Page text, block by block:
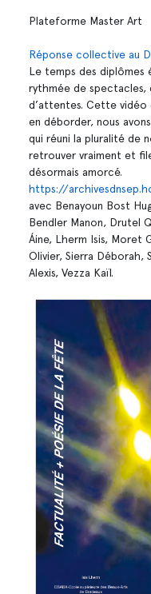
Plateforme Master Art
Réponse collective au
Le temps des diplômes
rythmée de spectacles,
d’attentes. Cette
en déborder, nous
qui réuni la pluralité de
retrouver vraiment et
désormais amorcé.
https://
avec Benayoun Bost
Bendler Manon, Drutel
Áine, Lherm Isis, Moret
Olivier, Sierra Déborah,
Alexis, Vezza Kaïl.